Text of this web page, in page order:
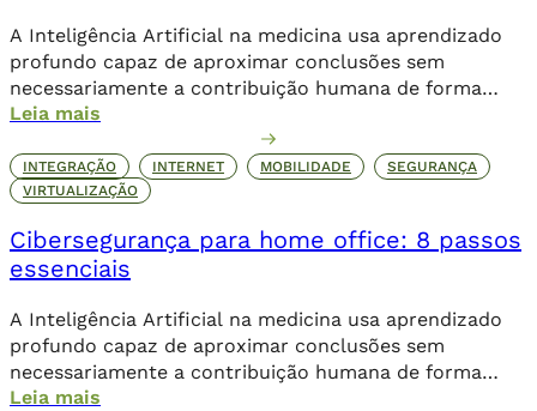
A Inteligência Artificial na medicina usa aprendizado
profundo capaz de aproximar conclusões sem
necessariamente a contribuição humana de forma
direta.
Leia mais
INTEGRAÇÃO INTERNET MOBILIDADE
SEGURANÇA
VIRTUALIZAÇÃO
Cibersegurança para home office: 8 passos
essenciais
A Inteligência Artificial na medicina usa aprendizado
profundo capaz de aproximar conclusões sem
necessariamente a contribuição humana de forma
direta.
Leia mais